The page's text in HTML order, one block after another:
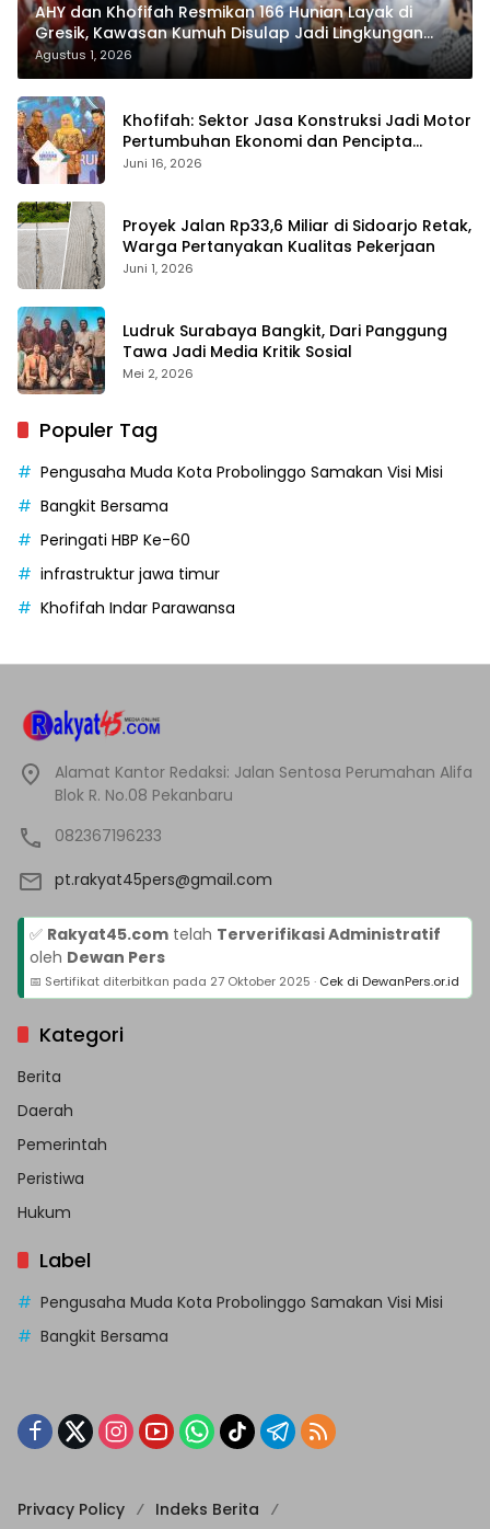
AHY dan Khofifah Resmikan 166 Hunian Layak di
Gresik, Kawasan Kumuh Disulap Jadi Lingkungan
ASRI
Agustus 1, 2026
Khofifah: Sektor Jasa Konstruksi Jadi Motor
Pertumbuhan Ekonomi dan Pencipta
Lapangan Kerja
Juni 16, 2026
Proyek Jalan Rp33,6 Miliar di Sidoarjo Retak,
Warga Pertanyakan Kualitas Pekerjaan
Juni 1, 2026
Ludruk Surabaya Bangkit, Dari Panggung
Tawa Jadi Media Kritik Sosial
Mei 2, 2026
Populer Tag
Pengusaha Muda Kota Probolinggo Samakan Visi Misi
Bangkit Bersama
Peringati HBP Ke-60
infrastruktur jawa timur
Khofifah Indar Parawansa
Alamat Kantor Redaksi: Jalan Sentosa Perumahan Alifa
Blok R. No.08 Pekanbaru
082367196233
pt.rakyat45pers@gmail.com
✅ Rakyat45.com telah Terverifikasi Administratif
oleh Dewan Pers
📅 Sertifikat diterbitkan pada 27 Oktober 2025 · Cek di DewanPers.or.id
Kategori
Berita
Daerah
Pemerintah
Peristiwa
Hukum
Label
Pengusaha Muda Kota Probolinggo Samakan Visi Misi
Bangkit Bersama
Privacy Policy
Indeks Berita